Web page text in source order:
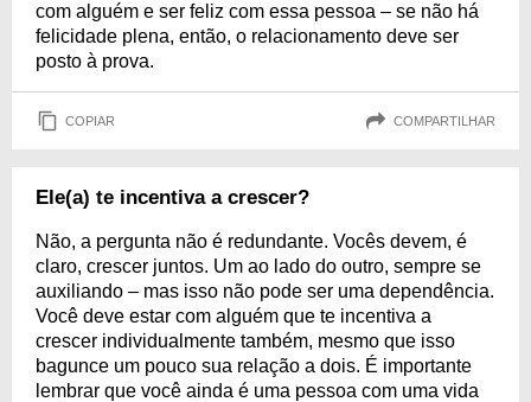
com alguém e ser feliz com essa pessoa – se não há
felicidade plena, então, o relacionamento deve ser
posto à prova.
COPIAR COMPARTILHAR
Ele(a) te incentiva a crescer?
Não, a pergunta não é redundante. Vocês devem, é
claro, crescer juntos. Um ao lado do outro, sempre se
auxiliando – mas isso não pode ser uma dependência.
Você deve estar com alguém que te incentiva a
crescer individualmente também, mesmo que isso
bagunce um pouco sua relação a dois. É importante
lembrar que você ainda é uma pessoa com uma vida